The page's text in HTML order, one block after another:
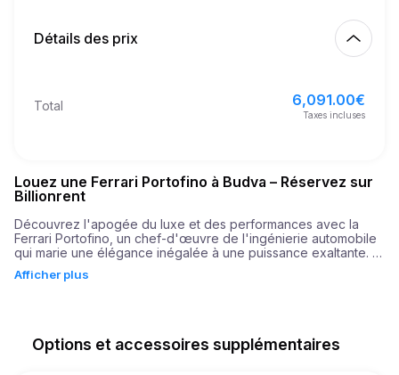
21
10,000.00 €
Finition
Détails des prix
Total 6,091.00€
Taxes incluses
Louez une Ferrari Portofino à Budva – Réservez sur
Billionrent
Découvrez l'apogée du luxe et des performances avec la
Ferrari Portofino, un chef-d'œuvre de l'ingénierie automobile
qui marie une élégance inégalée à une puissance exaltante.
Incarner l'engagement de Ferrari en matière d'innovation, la
0 à 100 km/h en seulement 3,5 secondes. Que vous longiez la
côte ensoleillée ou empruntiez les routes pittoresques, la
Afficher plus
Options et accessoires supplémentaires